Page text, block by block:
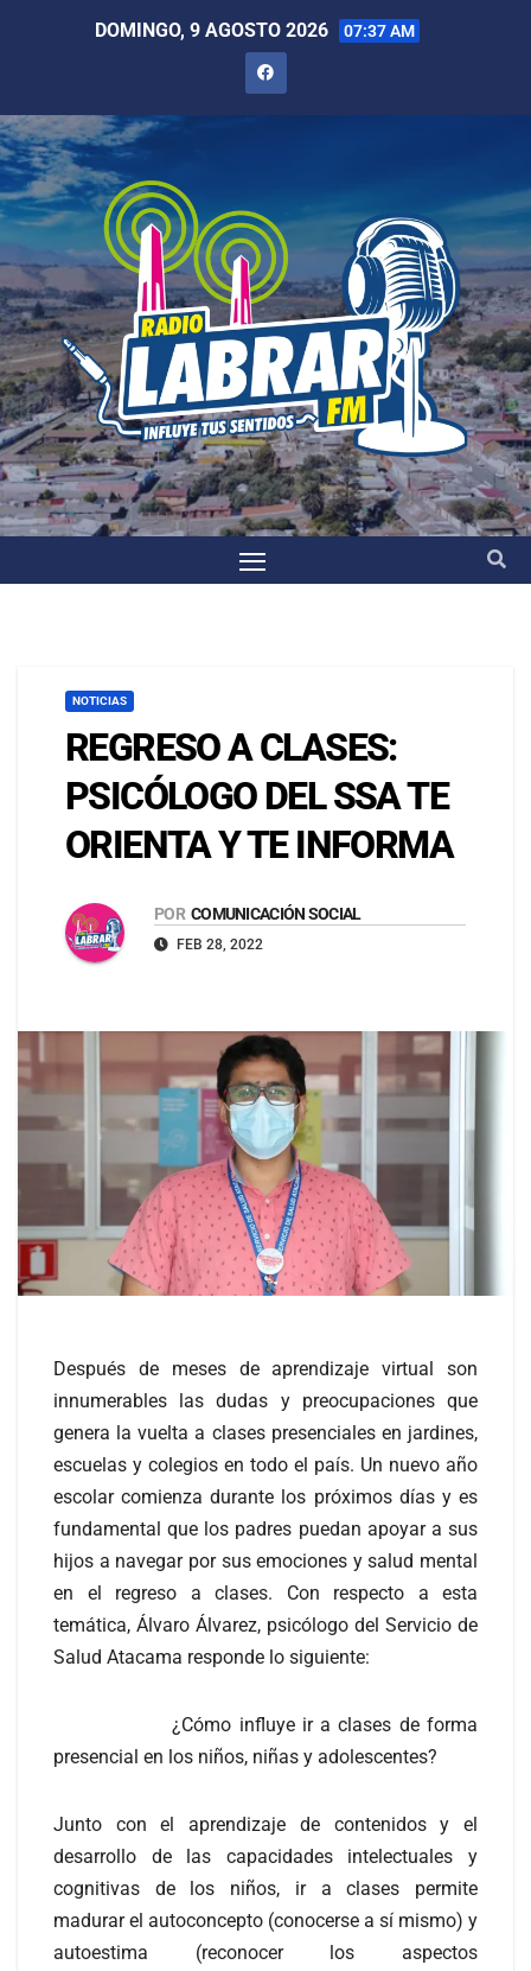
DOMINGO, 9 AGOSTO 2026 07:37 AM
NOTICIAS
REGRESO A CLASES:
PSICÓLOGO DEL SSA TE
ORIENTA Y TE INFORMA
POR COMUNICACIÓN SOCIAL
FEB 28, 2022
Después de meses de aprendizaje virtual son
innumerables las dudas y preocupaciones que
genera la vuelta a clases presenciales en jardines,
escuelas y colegios en todo el país. Un nuevo año
escolar comienza durante los próximos días y es
fundamental que los padres puedan apoyar a sus
hijos a navegar por sus emociones y salud mental
en el regreso a clases. Con respecto a esta
temática, Álvaro Álvarez, psicólogo del Servicio de
Salud Atacama responde lo siguiente:
¿Cómo influye ir a clases de forma
presencial en los niños, niñas y adolescentes?
Junto con el aprendizaje de contenidos y el
desarrollo de las capacidades intelectuales y
cognitivas de los niños, ir a clases permite
madurar el autoconcepto (conocerse a sí mismo) y
autoestima (reconocer los aspectos